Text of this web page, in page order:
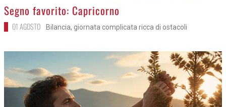
>
Segno favorito: Capricorno
01 AGOSTO Bilancia, giornata complicata ricca di ostacoli